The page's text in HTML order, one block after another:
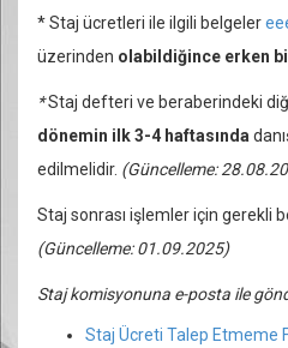
*Staj ücretleri ile ilgili belgeler
üzerinden olabildiğince erken
*Staj defteri ve beraberindeki
dönemin ilk 3-4 haftasında
edilmelidir. (Güncelleme:
Staj sonrası işlemler için gerekli
(Güncelleme: 01.09.2025)
Staj komisyonuna e-posta ile
Staj Ücreti Talep Etmeme